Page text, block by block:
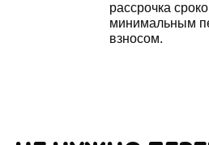
рассрочка
минимальным
взносом.